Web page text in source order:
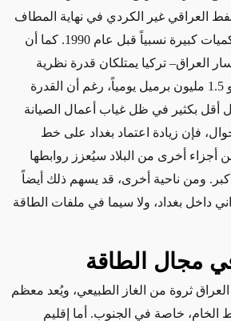
العراقي غير الكردي في نهاية المطاف
عبر "تركيا" كما حدث بكميات كبيرة نسبياً قبل عام 1990. كما أن
العراق– تركيا يمتلكان قدرة نظرية
أعلى بكثير تصل إلى نحو 1.5 مليون برميل يومياً، رغم أن القدرة
أقل بكثير في ظل غياب أعمال الصيانة
فإن زيادة اعتماد بغداد على خط
أجزاء أخرى من البلاد سيُعزز روابطها
أكبر. ومن ناحية أخرى، قد يسهم ذلك أيضاً
داخل بغداد، ولا سيما في ملفات الطاقة
مجال الطاقة
ثروة من الغاز الطبيعي، ويُعد معظم
الخام، خاصة في الجنوب. أما إقليم